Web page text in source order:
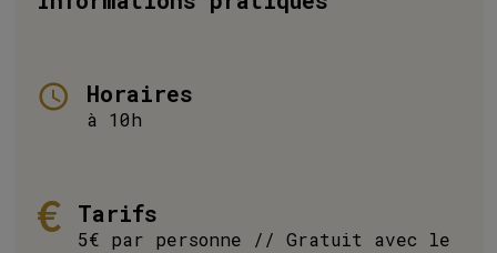
Horaires
à 10h
Tarifs
5€ par personne // Gratuit avec le